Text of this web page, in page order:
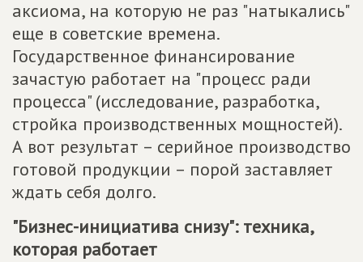
аксиома, на которую не раз "натыкались"
еще в советские времена.
Государственное финансирование
зачастую работает на "процесс ради
процесса" (исследование, разработка,
стройка производственных мощностей).
А вот результат – серийное производство
готовой продукции – порой заставляет
ждать себя долго.
"Бизнес-инициатива снизу": техника,
которая работает